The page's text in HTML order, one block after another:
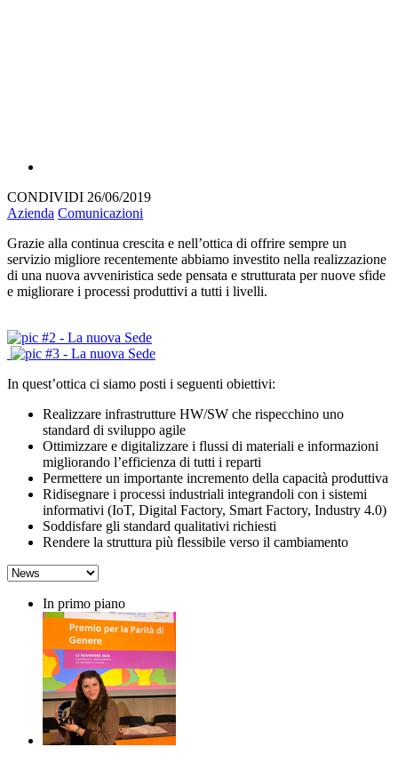
CONDIVIDI 26/06/2019
Azienda Comunicazioni
Grazie alla continua crescita e nell’ottica di offrire sempre un
servizio migliore recentemente abbiamo investito nella realizzazione
di una nuova avveniristica sede pensata e strutturata per nuove sfide
e migliorare i processi produttivi a tutti i livelli.
In quest’ottica ci siamo posti i seguenti obiettivi:
Realizzare infrastrutture HW/SW che rispecchino uno
standard di sviluppo agile
Ottimizzare e digitalizzare i flussi di materiali e informazioni
migliorando l’efficienza di tutti i reparti
Permettere un importante incremento della capacità produttiva
Ridisegnare i processi industriali integrandoli con i sistemi
informativi (IoT, Digital Factory, Smart Factory, Industry 4.0)
Soddisfare gli standard qualitativi richiesti
Rendere la struttura più flessibile verso il cambiamento
In primo piano